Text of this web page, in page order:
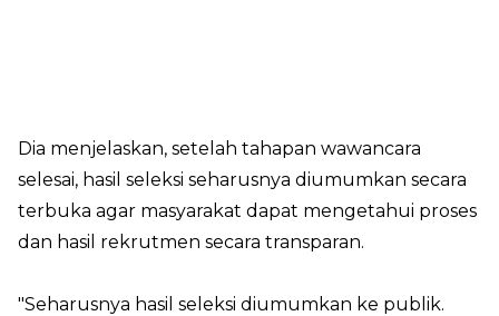
Dia menjelaskan, setelah tahapan wawancara
selesai, hasil seleksi seharusnya diumumkan secara
terbuka agar masyarakat dapat mengetahui proses
dan hasil rekrutmen secara transparan.
"Seharusnya hasil seleksi diumumkan ke publik.